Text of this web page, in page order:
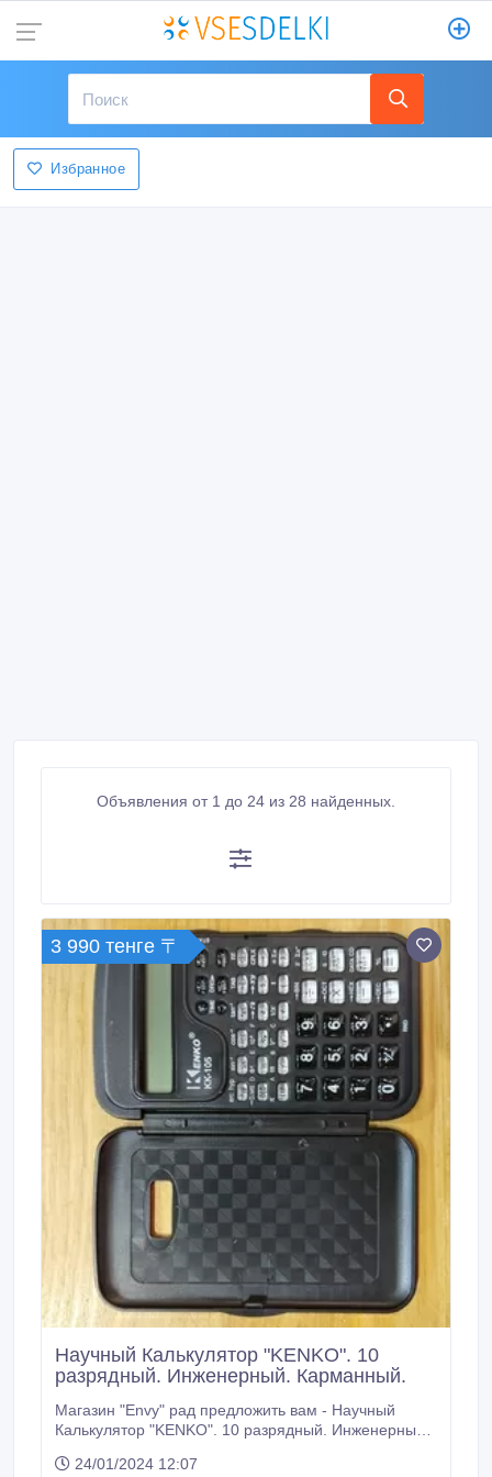
Избранное
Объявления от 1 до 24 из 28 найденных.
3 990 тенге 〒
Научный Калькулятор "KENKO". 10
разрядный. Инженерный. Карманный.
Магазин "Envy" рад предложить вам - Научный
Калькулятор "KENKO". 10 разрядный. Инженерный.
расчеты! • Четкие расчеты - спокойные нервы! •
24/01/2024 12:07